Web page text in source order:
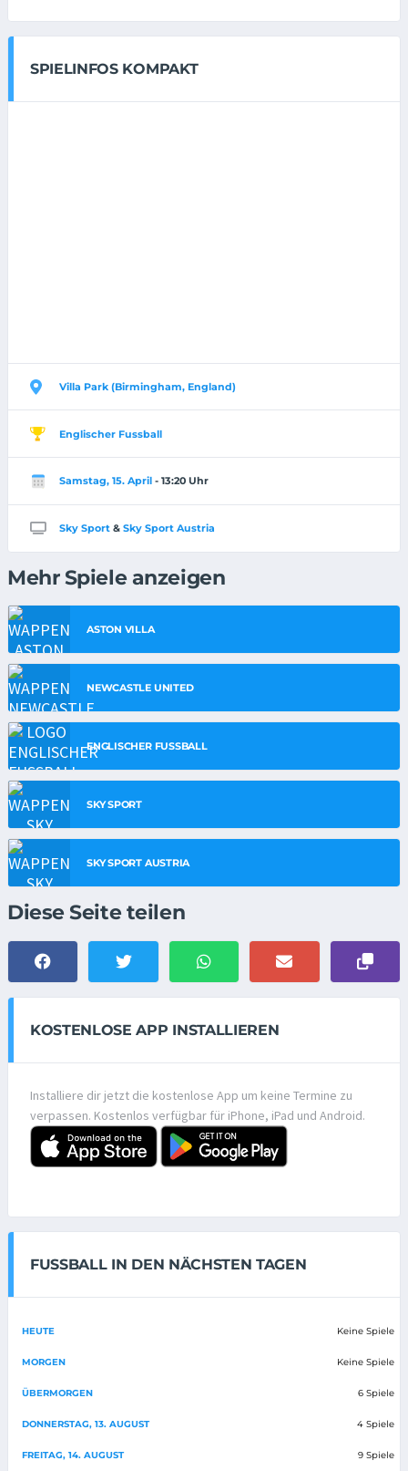
SPIELINFOS KOMPAKT
Villa Park (Birmingham, England)
Englischer Fussball
Samstag, 15. April - 13:20 Uhr
Sky Sport & Sky Sport Austria
Mehr Spiele anzeigen
ASTON VILLA
NEWCASTLE UNITED
ENGLISCHER FUSSBALL
SKY SPORT
SKY SPORT AUSTRIA
Diese Seite teilen
KOSTENLOSE APP INSTALLIEREN
Installiere dir jetzt die kostenlose App um keine Termine zu
verpassen. Kostenlos verfügbar für iPhone, iPad und Android.
FUSSBALL IN DEN NÄCHSTEN TAGEN
HEUTE Keine Spiele
MORGEN Keine Spiele
ÜBERMORGEN 6 Spiele
DONNERSTAG, 13. AUGUST 4 Spiele
FREITAG, 14. AUGUST 9 Spiele